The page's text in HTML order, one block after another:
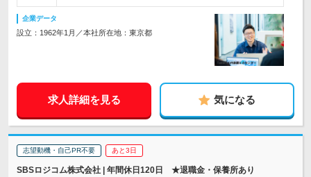
企業データ
設立：1962年1月／本社所在地：東京都
求人詳細を見る 気になる
志望動機・自己PR不要 あと3日
SBSロジコム株式会社 | 年間休日120日 ★退職金・保養所あり